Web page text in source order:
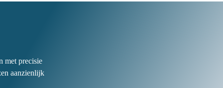
met precisie
aanzienlijk